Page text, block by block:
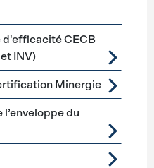
Sanierung
d'efficacité CECB
INV)
Minergie
du